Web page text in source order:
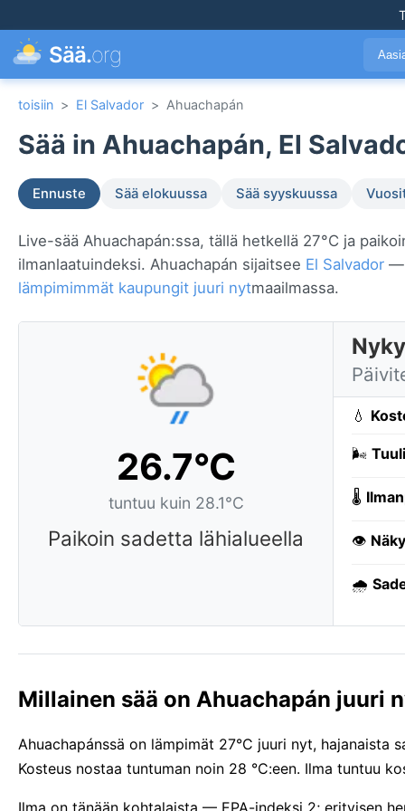
Sää.org
toisiin > El Salvador > Ahuachapán
Sää in Ahuachapán, El
Ennuste Sää elokuussa Sää syyskuussa
Live-sää Ahuachapán:ssa, tällä hetkellä 27°C ja
ilmanlaatuindeksi. Ahuachapán sijaitsee El Salvador —
lämpimimmät kaupungit juuri nytmaailmassa.
26.7°C
tuntuu kuin 28.1°C
Paikoin sadetta lähialueella
💧
🌬️
🌡️
👁️
🌧️
Millainen sää on Ahuachapán juuri
Ahuachapánssä on lämpimät 27°C juuri nyt,
Kosteus nostaa tuntuman noin 28 °C:een. Ilma tuntuu